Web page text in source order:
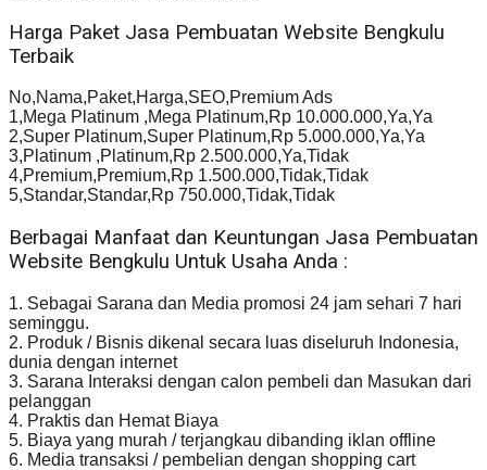
Harga Paket Jasa Pembuatan Website Bengkulu
Terbaik
No,Nama,Paket,Harga,SEO,Premium Ads
1,Mega Platinum ,Mega Platinum,Rp 10.000.000,Ya,Ya
2,Super Platinum,Super Platinum,Rp 5.000.000,Ya,Ya
3,Platinum ,Platinum,Rp 2.500.000,Ya,Tidak
4,Premium,Premium,Rp 1.500.000,Tidak,Tidak
5,Standar,Standar,Rp 750.000,Tidak,Tidak
Berbagai Manfaat dan Keuntungan Jasa Pembuatan
Website Bengkulu Untuk Usaha Anda :
1. Sebagai Sarana dan Media promosi 24 jam sehari 7 hari
seminggu.
2. Produk / Bisnis dikenal secara luas diseluruh Indonesia,
dunia dengan internet
3. Sarana Interaksi dengan calon pembeli dan Masukan dari
pelanggan
4. Praktis dan Hemat Biaya
5. Biaya yang murah / terjangkau dibanding iklan offline
6. Media transaksi / pembelian dengan shopping cart